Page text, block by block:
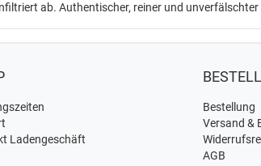
ab. Authentischer, reiner und
Ladengeschäft
Bestellung
Versand &
AGB